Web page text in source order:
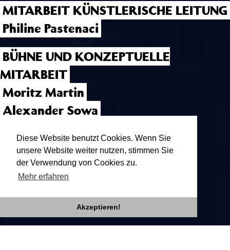
Diese Website benutzt Cookies. Wenn Sie
unsere Website weiter nutzen, stimmen Sie
der Verwendung von Cookies zu.
Mehr erfahren
Akzeptieren!
MITARBEIT KÜNSTLERISCHE LEITUNG
Philine Pastenaci
BÜHNE UND KONZEPTUELLE
MITARBEIT
Moritz Martin
Alexander Sowa
KOSTÜME
Justyna Koeke